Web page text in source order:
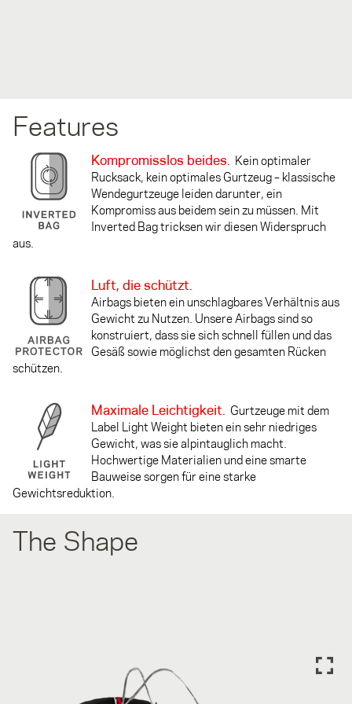
Features
Kompromisslos beides. Kein optimaler
Rucksack, kein optimales Gurtzeug – klassische
Wendegurtzeuge leiden darunter, ein
Kompromiss aus beidem sein zu müssen. Mit
Inverted Bag tricksen wir diesen Widerspruch
aus.
Luft, die schützt.
Airbags bieten ein unschlagbares Verhältnis aus
Gewicht zu Nutzen. Unsere Airbags sind so
konstruiert, dass sie sich schnell füllen und das
Gesäß sowie möglichst den gesamten Rücken
schützen.
Maximale Leichtigkeit. Gurtzeuge mit dem
Label Light Weight bieten ein sehr niedriges
Gewicht, was sie alpintauglich macht.
Hochwertige Materialien und eine smarte
Bauweise sorgen für eine starke
Gewichtsreduktion.
The Shape